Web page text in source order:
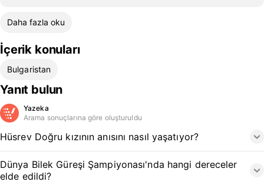
Daha fazla oku
İçerik konuları
Bulgaristan
Yanıt bulun
Yazeka
Arama sonuçlarına göre oluşturuldu
Hüsrev Doğru kızının anısını nasıl yaşatıyor?
Dünya Bilek Güreşi Şampiyonası'nda hangi dereceler
elde edildi?